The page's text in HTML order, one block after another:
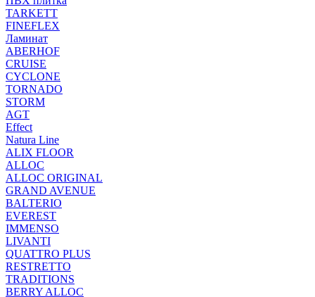
TARKETT
FINEFLEX
Ламинат
ABERHOF
CRUISE
CYCLONE
TORNADO
STORM
AGT
Effect
Natura Line
ALIX FLOOR
ALLOC
ALLOC ORIGINAL
GRAND AVENUE
BALTERIO
EVEREST
IMMENSO
LIVANTI
QUATTRO PLUS
RESTRETTO
TRADITIONS
BERRY ALLOC